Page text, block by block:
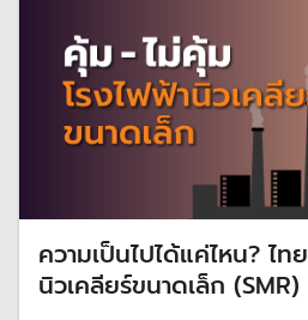
ความเป็นไปได้แค่ไหน? ไท
นิวเคลียร์ขนาดเล็ก (SMR)